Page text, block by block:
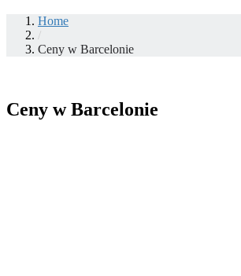
Home
/
Ceny w Barcelonie
Ceny w Barcelonie